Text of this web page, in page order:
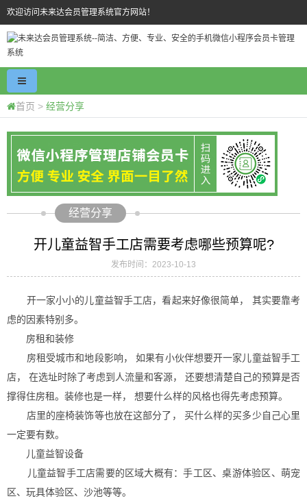
欢迎访问未来达会员管理系统官方网站！
首页 > 经营分享
经营分享
开儿童益智手工店需要考虑哪些预算呢?
发布时间：2023-10-13
开一家小小的儿童益智手工店，看起来好像很简单， 其实要靠考
虑的因素特别多。
房租和装修
房租受城市和地段影响， 如果有小伙伴想要开一家儿童益智手工
店， 在选址时除了考虑到人流量和客源， 还要想清楚自己的预算是否
撑得住房租。装修也是一样， 想要什么样的风格也得先考虑预算。
店里的座椅装饰等也放在这部分了， 买什么样的买多少自己心里
一定要有数。
儿童益智设备
儿童益智手工店需要的区域大概有：手工区、桌游体验区、萌宠
区、玩具体验区、沙池等等。